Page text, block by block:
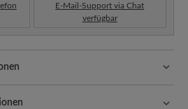
E-Mail-Support via Chat
verfügbar